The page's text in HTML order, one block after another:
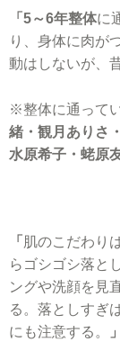
「5～6年整体に
り、身体に肉が
動はしないが、
※整体に通って
緒・観月ありさ
水原希子・蛯原
「 肌のこだわり
らゴシゴシ落と
ングや洗顔を見
る。落としすぎ
にも注意する。
」